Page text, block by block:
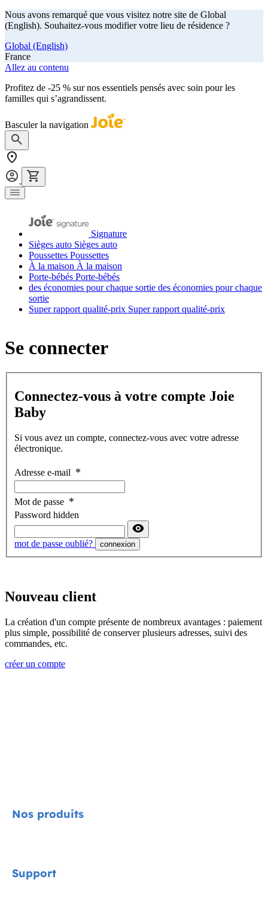
Nous avons remarqué que vous visitez notre site de Global
(English). Souhaitez-vous modifier votre lieu de résidence ?
Global (English)
France
Allez au contenu
Profitez de -25 % sur nos essentiels pensés avec soin pour les
familles qui s’agrandissent.
Basculer la navigation
Signature
Sièges auto Sièges auto
Poussettes Poussettes
À la maison À la maison
Porte-bébés Porte-bébés
des économies pour chaque sortie des économies pour chaque
sortie
Super rapport qualité-prix Super rapport qualité-prix
Se connecter
Connectez-vous à votre compte Joie
Baby
Si vous avez un compte, connectez-vous avec votre adresse
électronique.
Adresse e-mail
Mot de passe
Password hidden
mot de passe oublié? connexion
Nouveau client
La création d'un compte présente de nombreux avantages : paiement
plus simple, possibilité de conserver plusieurs adresses, suivi des
commandes, etc.
créer un compte
Nos produits
Support